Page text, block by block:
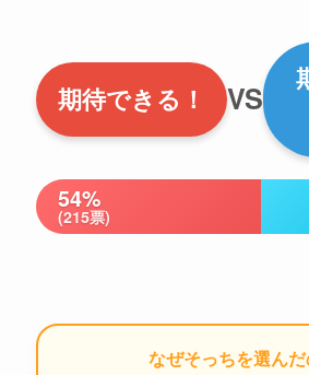
期待できる！ VS
54%
(215票)
なぜそっちを選んだ